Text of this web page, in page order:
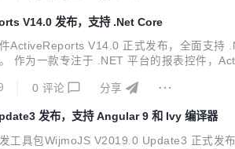
V14.0 发布，支持 .Net Core
ActiveReports V14.0 正式发布，全面支持
作为一款专注于 .NET 平台的报表控件，
0 评论 分享
发布，支持 Angular 9 和 Ivy 编译器
工具包WijmoJS V2019.0 Update3 正式发